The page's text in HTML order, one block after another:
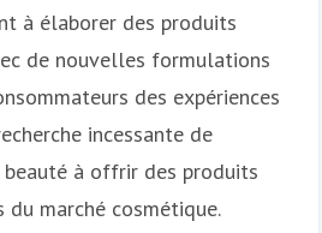
à élaborer des produits
de nouvelles formulations
des expériences
incessante de
à offrir des produits
marché cosmétique.